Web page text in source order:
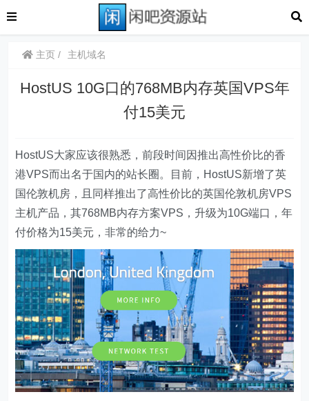
主页 主机域名
HostUS 10G口的768MB内存英国VPS年
付15美元
HostUS大家应该很熟悉，前段时间因推出高性价比的香
港VPS而出名于国内的站长圈。目前，HostUS新增了英
国伦敦机房，且同样推出了高性价比的英国伦敦机房VPS
主机产品，其768MB内存方案VPS，升级为10G端口，年
付价格为15美元，非常的给力~